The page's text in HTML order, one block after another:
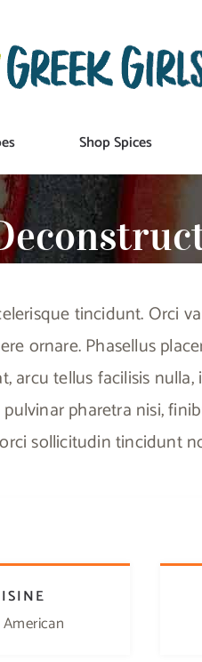
Shop Spices
tincidunt. Orci
ornare. Phasellus
arcu tellus facilisis
pharetra nisi,
orci sollicitudin tincidunt